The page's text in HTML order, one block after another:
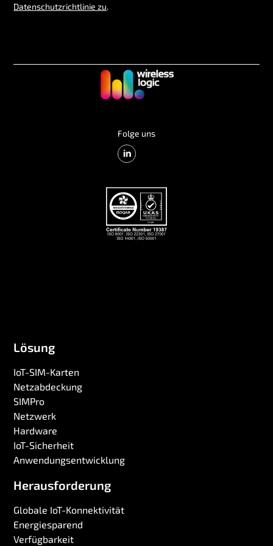
Datenschutzrichtlinie zu.
Folge uns
Lösung
IoT-SIM-Karten
Netzabdeckung
SIMPro
Netzwerk
Hardware
IoT-Sicherheit
Anwendungsentwicklung
Herausforderung
Globale IoT-Konnektivität
Energiesparend
Verfügbarkeit